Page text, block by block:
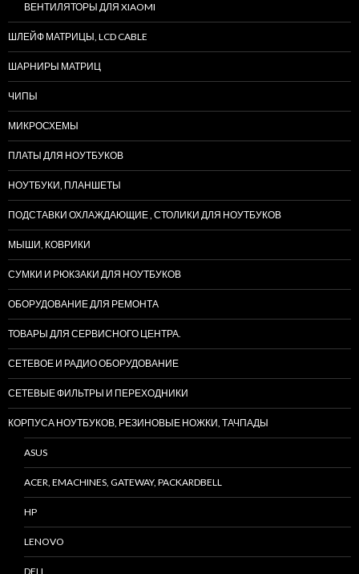
ВЕНТИЛЯТОРЫ ДЛЯ XIAOMI
ШЛЕЙФ МАТРИЦЫ, LCD CABLE
ШАРНИРЫ МАТРИЦ
ЧИПЫ
МИКРОСХЕМЫ
ПЛАТЫ ДЛЯ НОУТБУКОВ
НОУТБУКИ, ПЛАНШЕТЫ
ПОДСТАВКИ ОХЛАЖДАЮЩИЕ , СТОЛИКИ ДЛЯ НОУТБУКОВ
МЫШИ, КОВРИКИ
СУМКИ И РЮКЗАКИ ДЛЯ НОУТБУКОВ
ОБОРУДОВАНИЕ ДЛЯ РЕМОНТА
ТОВАРЫ ДЛЯ СЕРВИСНОГО ЦЕНТРА.
СЕТЕВОЕ И РАДИО ОБОРУДОВАНИЕ
СЕТЕВЫЕ ФИЛЬТРЫ И ПЕРЕХОДНИКИ
КОРПУСА НОУТБУКОВ, РЕЗИНОВЫЕ НОЖКИ, ТАЧПАДЫ
ASUS
ACER, EMACHINES, GATEWAY, PACKARDBELL
HP
LENOVO
DELL